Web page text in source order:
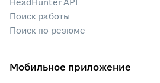
HeadHunter API
Поиск работы
Поиск по резюме
Мобильное приложение